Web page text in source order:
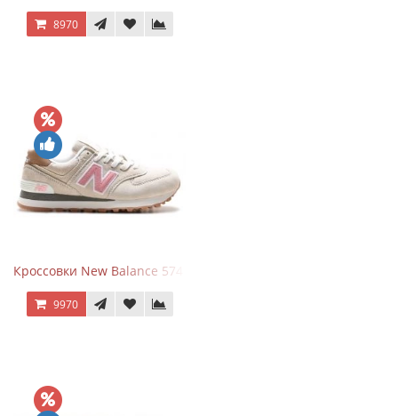
8970
Кроссовки New Balance 574 Power Beige Pink
9970